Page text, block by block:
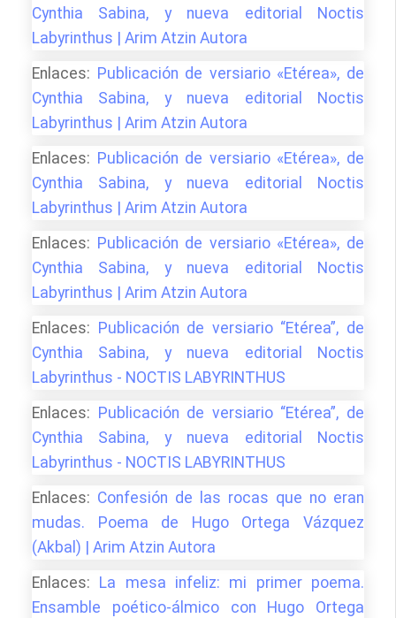
Cynthia Sabina, y nueva editorial Noctis
Labyrinthus | Arim Atzin Autora
Enlaces: Publicación de versiario «Etérea», de
Cynthia Sabina, y nueva editorial Noctis
Labyrinthus | Arim Atzin Autora
Enlaces: Publicación de versiario «Etérea», de
Cynthia Sabina, y nueva editorial Noctis
Labyrinthus | Arim Atzin Autora
Enlaces: Publicación de versiario «Etérea», de
Cynthia Sabina, y nueva editorial Noctis
Labyrinthus | Arim Atzin Autora
Enlaces: Publicación de versiario “Etérea”, de
Cynthia Sabina, y nueva editorial Noctis
Labyrinthus - NOCTIS LABYRINTHUS
Enlaces: Publicación de versiario “Etérea”, de
Cynthia Sabina, y nueva editorial Noctis
Labyrinthus - NOCTIS LABYRINTHUS
Enlaces: Confesión de las rocas que no eran
mudas. Poema de Hugo Ortega Vázquez
(Akbal) | Arim Atzin Autora
Enlaces: La mesa infeliz: mi primer poema.
Ensamble poético-álmico con Hugo Ortega